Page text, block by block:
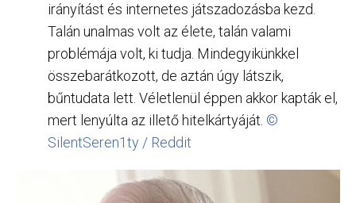
irányítást és internetes játszadozásba kezd.
Talán unalmas volt az élete, talán valami
problémája volt, ki tudja. Mindegyikünkkel
összebarátkozott, de aztán úgy látszik,
bűntudata lett. Véletlenül éppen akkor kapták el,
mert lenyúlta az illető hitelkártyáját. ©
SilentSeren1ty / Reddit